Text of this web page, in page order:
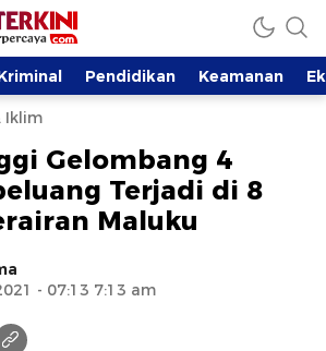
Pendidikan Keamanan
Iklim
Gelombang 4
Terjadi di 8
Maluku
- 07:13 7:13 am